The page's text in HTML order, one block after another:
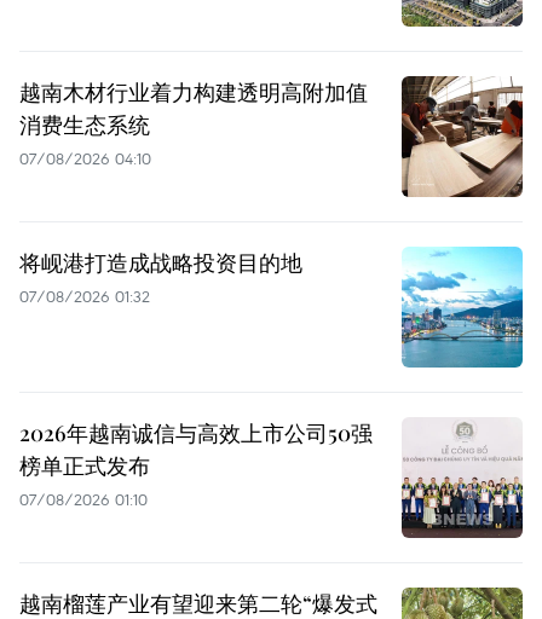
越南木材行业着力构建透明高附加值
消费生态系统
07/08/2026 04:10
将岘港打造成战略投资目的地
07/08/2026 01:32
2026年越南诚信与高效上市公司50强
榜单正式发布
07/08/2026 01:10
越南榴莲产业有望迎来第二轮“爆发式